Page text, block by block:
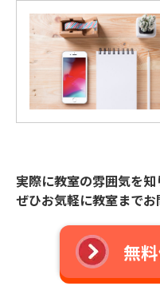
実際に教室の雰囲気を知
ぜひお気軽に教室までお
無